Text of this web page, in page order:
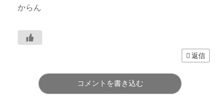
からん
返信
コメントを書き込む